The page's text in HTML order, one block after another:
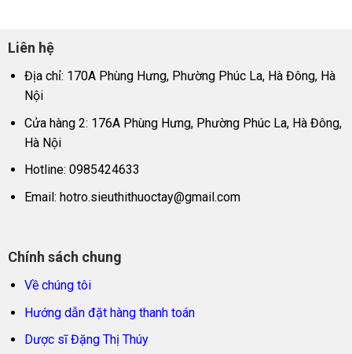
Liên hệ
Địa chỉ: 170A Phùng Hưng, Phường Phúc La, Hà Đông, Hà
Nội
Cửa hàng 2: 176A Phùng Hưng, Phường Phúc La, Hà Đông,
Hà Nội
Hotline: 0985424633
Email: hotro.sieuthithuoctay@gmail.com
Chính sách chung
Về chúng tôi
Hướng dẫn đặt hàng thanh toán
Dược sĩ Đặng Thị Thúy